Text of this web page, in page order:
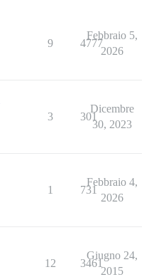
9 4777
Febbraio 5,
2026
3 301
Dicembre
30, 2023
1 731
Febbraio 4,
2026
12 3461
Giugno 24,
2015